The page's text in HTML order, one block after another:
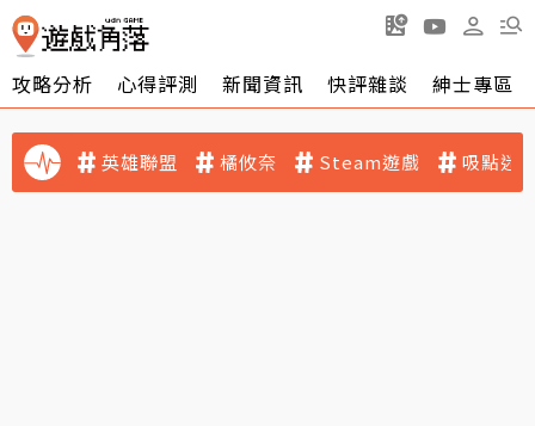
攻略分析 心得評測 新聞資訊 快評雜談 紳士專區
英雄聯盟 橘攸奈 Steam遊戲 吸點迷